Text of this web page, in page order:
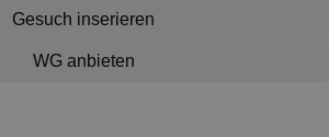
Gesuch inserieren
WG anbieten